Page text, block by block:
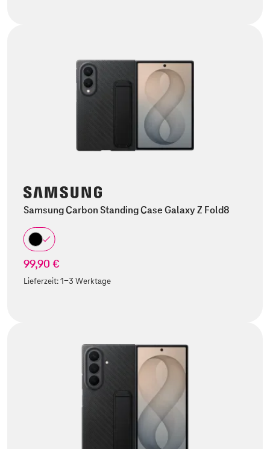
Samsung Carbon Standing Case Galaxy Z Fold8
99,90 €
Lieferzeit:1-3 Werktage